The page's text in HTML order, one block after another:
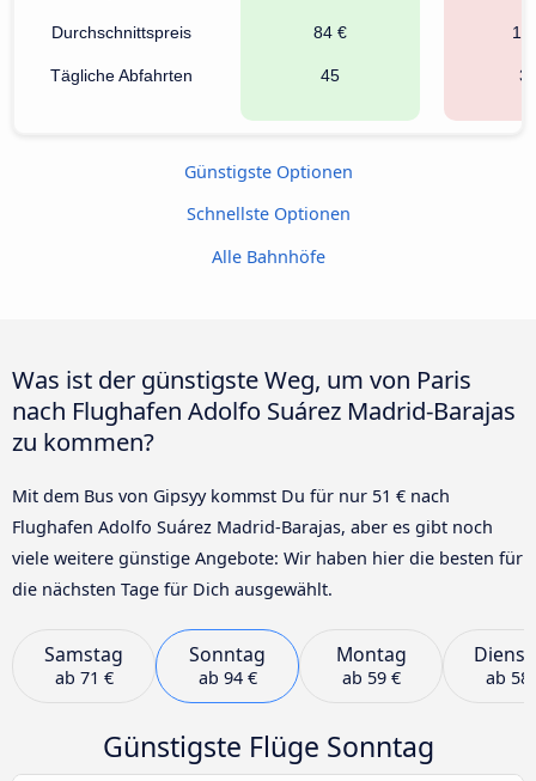
Durchschnittspreis
Tägliche Abfahrten
84 €
45
Günstigste Optionen
Schnellste Optionen
Alle Bahnhöfe
Was ist der günstigste Weg, um von Paris
nach Flughafen Adolfo Suárez Madrid-Barajas
zu kommen?
Mit dem Bus von Gipsyy kommst Du für nur 51 € nach
Flughafen Adolfo Suárez Madrid-Barajas, aber es gibt noch
viele weitere günstige Angebote: Wir haben hier die besten für
die nächsten Tage für Dich ausgewählt.
Samstag
ab 71 €
Sonntag
ab 94 €
Montag
ab 59 € ab 58
Günstigste Flüge Sonntag